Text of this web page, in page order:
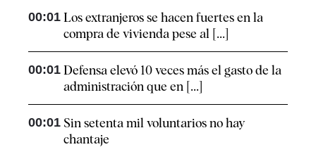
00:01 Los extranjeros se hacen fuertes en la
compra de vivienda pese al [...]
00:01 Defensa elevó 10 veces más el gasto de la
administración que en [...]
00:01 Sin setenta mil voluntarios no hay
chantaje